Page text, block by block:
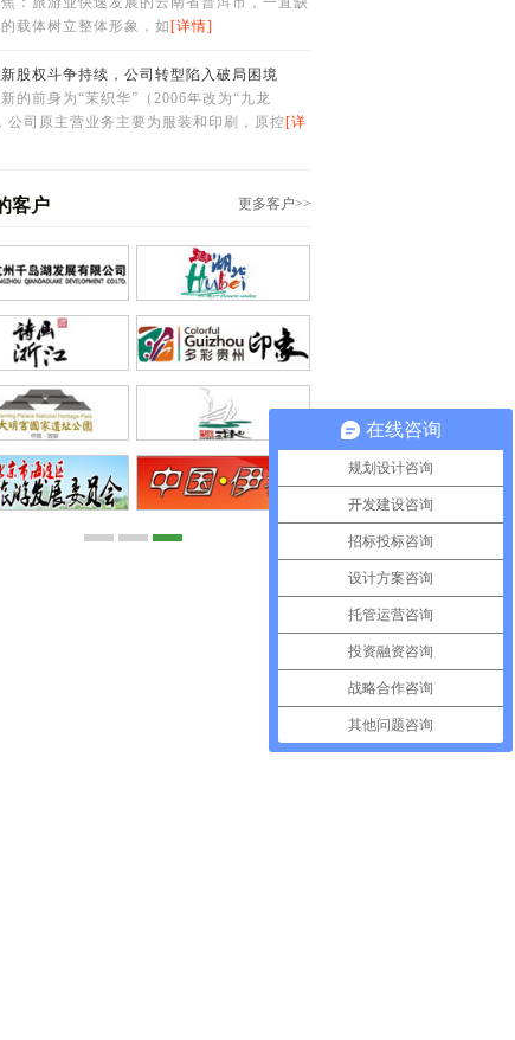
载体树立整体形象，如 [详情]
股权斗争持续，公司转型陷入破局困境
的前身为“茉织华”（2006年改为“九龙
公司原主营业务主要为服装和印刷，原控[详
客户 更多客户>>
在线咨询
规划设计咨询
开发建设咨询
招标投标咨询
设计方案咨询
托管运营咨询
投资融资咨询
战略合作咨询
其他问题咨询